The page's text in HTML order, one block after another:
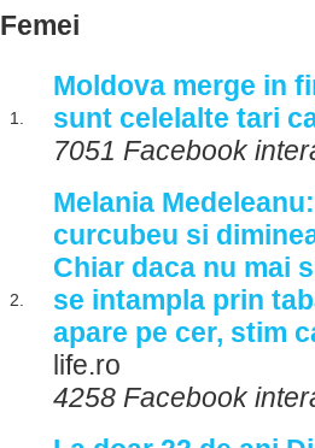
Femei
1.
Moldova merge in
sunt celelalte tari
7051 Facebook
2.
Melania
curcubeu si
Chiar daca nu mai
se intampla prin
apare pe cer, stim
life.ro
4258 Facebook